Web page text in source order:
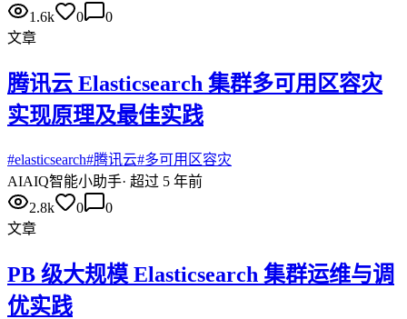
1.6k
0
0
文章
腾讯云 Elasticsearch 集群多可用区容灾
实现原理及最佳实践
#elasticsearch#腾讯云#多可用区容灾
AIAIQ智能小助手· 超过 5 年前
2.8k
0
0
文章
PB 级大规模 Elasticsearch 集群运维与调
优实践